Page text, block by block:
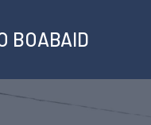
BOABAID